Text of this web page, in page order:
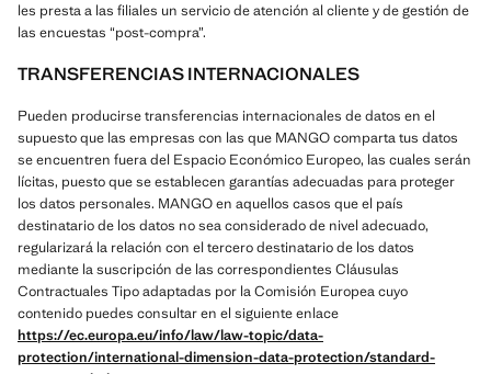
les presta a las filiales un servicio de atención al cliente y de gestión de
las encuestas “post-compra”.
TRANSFERENCIAS INTERNACIONALES
Pueden producirse transferencias internacionales de datos en el
supuesto que las empresas con las que MANGO comparta tus datos
se encuentren fuera del Espacio Económico Europeo, las cuales serán
lícitas, puesto que se establecen garantías adecuadas para proteger
los datos personales. MANGO en aquellos casos que el país
destinatario de los datos no sea considerado de nivel adecuado,
regularizará la relación con el tercero destinatario de los datos
mediante la suscripción de las correspondientes Cláusulas
Contractuales Tipo adaptadas por la Comisión Europea cuyo
contenido puedes consultar en el siguiente enlace
https://ec.europa.eu/info/law/law-topic/data-
protection/international-dimension-data-protection/standard-